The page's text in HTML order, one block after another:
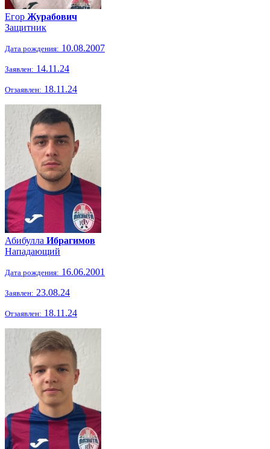
Егор Журабович
Защитник
Дата рождения: 10.08.2007
Заявлен: 14.11.24
Отзаявлен: 18.11.24
Абибулла Ибрагимов
Нападающий
Дата рождения: 16.06.2001
Заявлен: 23.08.24
Отзаявлен: 18.11.24